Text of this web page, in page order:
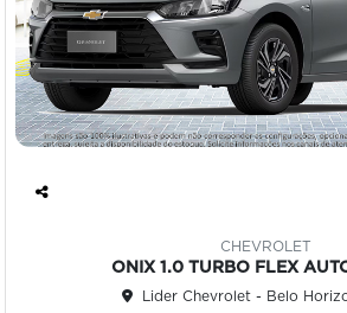
CHEVROLET
ONIX 1.0 TURBO FLEX
Lider Chevrolet - Belo